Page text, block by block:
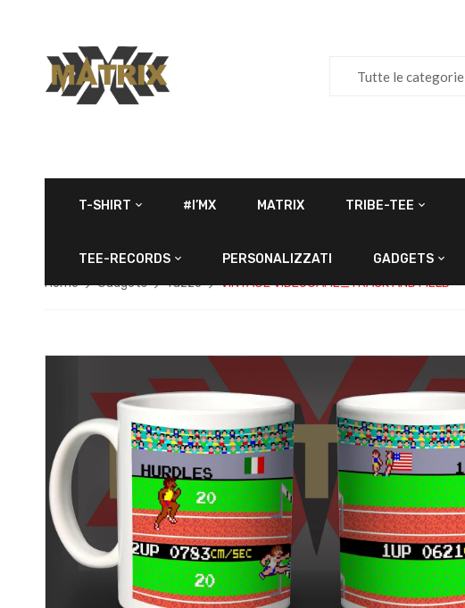
Tutte le categorie
T-SHIRT #I’MX MATRIX TRIBE-TEE
TEE-RECORDS PERSONALIZZATI
GADGETS
Home
Gadgets Tazze VINTAGE VIDEOGAME_TRACK AND FIELD